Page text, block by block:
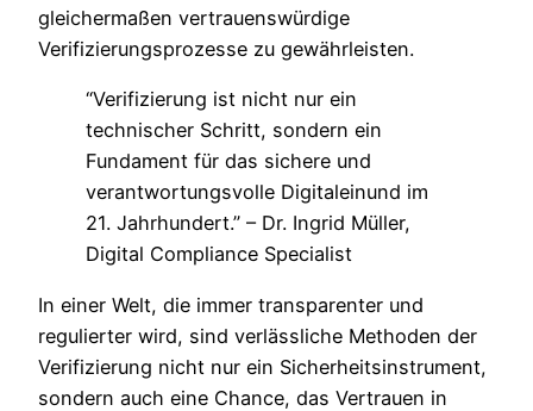
gleichermaßen vertrauenswürdige
Verifizierungsprozesse zu gewährleisten.
“Verifizierung ist nicht nur ein
technischer Schritt, sondern ein
Fundament für das sichere und
verantwortungsvolle Digitaleinund im
21. Jahrhundert.” – Dr. Ingrid Müller,
Digital Compliance Specialist
In einer Welt, die immer transparenter und
regulierter wird, sind verlässliche Methoden der
Verifizierung nicht nur ein Sicherheitsinstrument,
sondern auch eine Chance, das Vertrauen in